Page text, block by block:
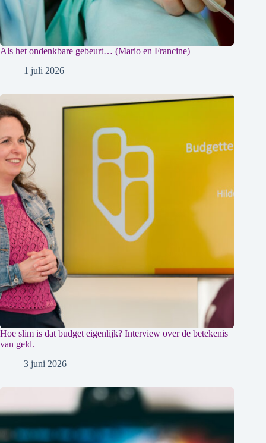
Als het ondenkbare gebeurt… (Mario en Francine)
1 juli 2026
Hoe slim is dat budget eigenlijk? Interview over de betekenis
van geld.
3 juni 2026